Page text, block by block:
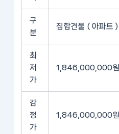
구
분
집합건물 ( 아파트 )
최
저
가
1,846,000,000원
감
정
가
1,846,000,000원